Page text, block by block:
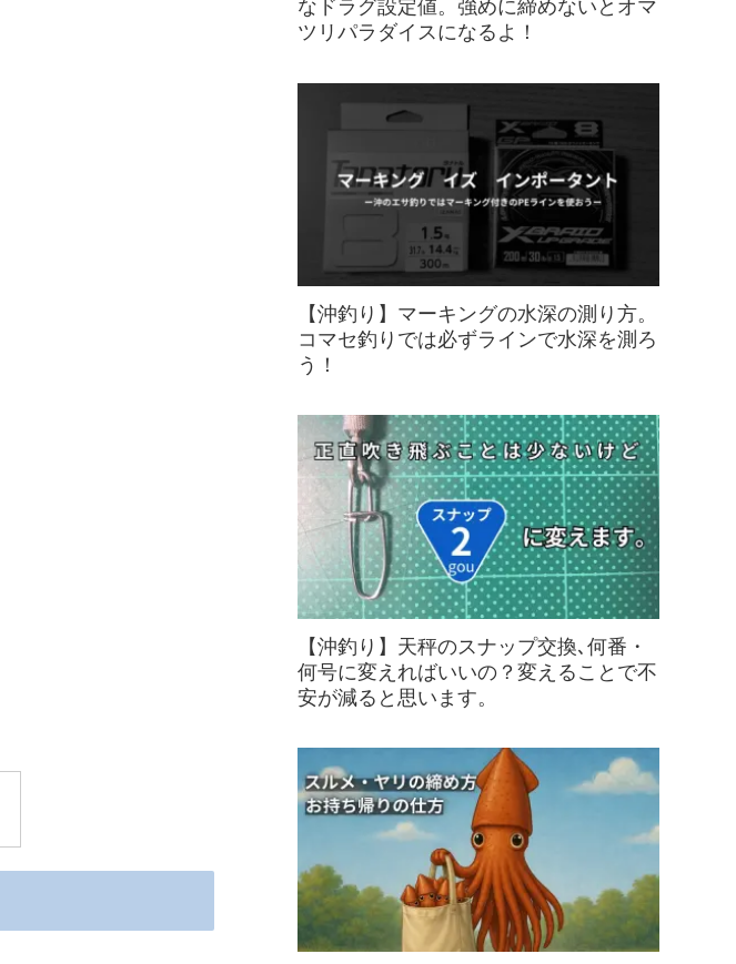
なドラグ設定値。強めに締めないとオマ
ツリパラダイスになるよ！
【沖釣り】マーキングの水深の測り方。
コマセ釣りでは必ずラインで水深を測ろ
う！
【沖釣り】天秤のスナップ交換､何番・
何号に変えればいいの？変えることで不
安が減ると思います。